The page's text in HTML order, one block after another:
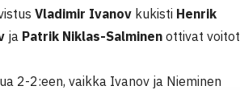
Vladimir Ivanov kukisti Henrik
ja Patrik Niklas-Salminen ottivat voitot
2-2:een, vaikka Ivanov ja Nieminen